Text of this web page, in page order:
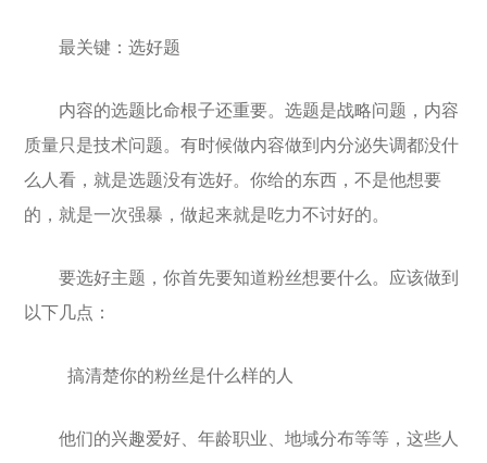
最关键：选好题
内容的选题比命根子还重要。选题是战略问题，内容
质量只是技术问题。有时候做内容做到内分泌失调都没什
么人看，就是选题没有选好。你给的东西，不是他想要
的，就是一次强暴，做起来就是吃力不讨好的。
要选好主题，你首先要知道粉丝想要什么。应该做到
以下几点：
搞清楚你的粉丝是什么样的人
他们的兴趣爱好、年龄职业、地域分布等等，这些人